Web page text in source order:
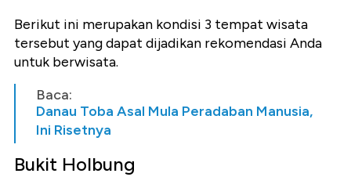
Berikut ini merupakan kondisi 3 tempat wisata
tersebut yang dapat dijadikan rekomendasi Anda
untuk berwisata.
Baca:
Danau Toba Asal Mula Peradaban Manusia,
Ini Risetnya
Bukit Holbung